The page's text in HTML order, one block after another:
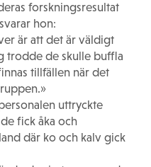
forskningsresultat
hon:
är att det är väldigt
trodde de skulle buffla
tillfällen när det
uttryckte
fick åka och
där ko och kalv gick